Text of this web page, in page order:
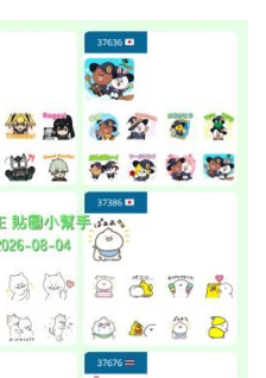
r
c
h
f
o
r
m